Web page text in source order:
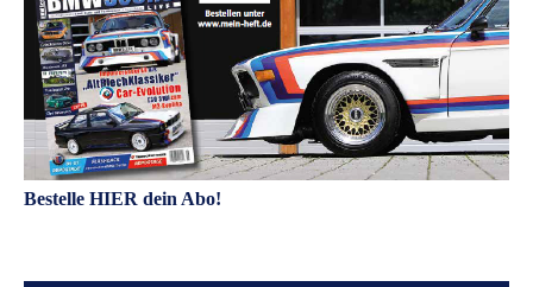
Bestelle HIER dein Abo!